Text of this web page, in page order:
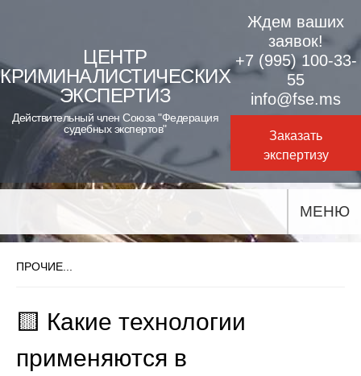
content
ЦЕНТР
КРИМИНАЛИСТИЧЕСКИХ
ЭКСПЕРТИЗ
Действительный член Союза "Федерация
судебных экспертов"
Ждем ваших
заявок!
+7 (995) 100-33-
55
info@fse.ms
Заказать
экспертизу
МЕНЮ
ПРОЧИЕ...
🟨 Какие технологии
применяются в